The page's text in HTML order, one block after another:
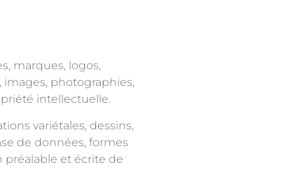
marques, logos,
photographies,
intellectuelle.
variétales, dessins,
de données, formes
et écrite de